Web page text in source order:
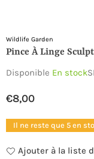
Wildlife Garden
Pince À Linge
Disponible En stock
Prix
régulier
€8,00
Il ne reste que 5 en
Ajouter à la liste